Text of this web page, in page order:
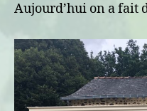
Aujourd’hui on a fait